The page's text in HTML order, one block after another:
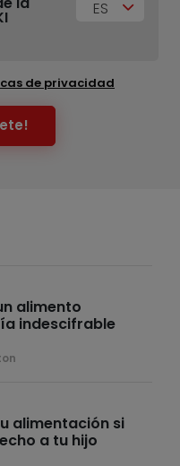
ES
de privacidad
alimento
indescifrable
alimentación si
a tu hijo